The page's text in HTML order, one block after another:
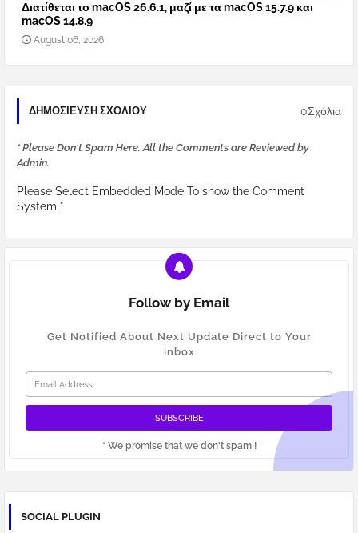
Διατίθεται το macOS 26.6.1, μαζί με τα macOS 15.7.9 και
macOS 14.8.9
August 06, 2026
ΔΗΜΟΣΊΕΥΣΗ ΣΧΟΛΊΟΥ 0Σχόλια
* Please Don't Spam Here. All the Comments are Reviewed by
Admin.
Please Select Embedded Mode To show the Comment
System.*
Follow by Email
Get Notified About Next Update Direct to Your
inbox
* We promise that we don't spam !
SOCIAL PLUGIN